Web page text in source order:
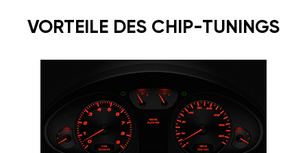
VORTEILE DES CHIP-TUNINGS